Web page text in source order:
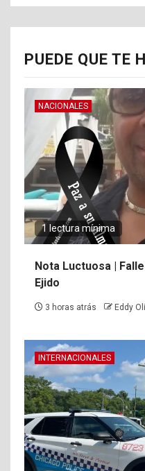
PUEDE QUE TE
NACIONALES
1 lectura mínima
Nota Luctuosa |
Ejido
3 horas atrás Eddy
INTERNACIONALES